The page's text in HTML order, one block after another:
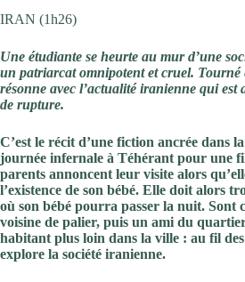
IRAN (1h26)
Une étudiante se heurte au mur d’une
un patriarcat omnipotent et cruel. Tourné
résonne avec l’actualité iranienne qui est
de rupture.
C’est le récit d’une fiction ancrée dans
journée infernale à Téhérant pour une
parents annoncent leur visite alors
l’existence de son bébé. Elle doit alors
où son bébé pourra passer la nuit. Sont
voisine de palier, puis un ami du
habitant plus loin dans la ville : au fil
explore la société iranienne.